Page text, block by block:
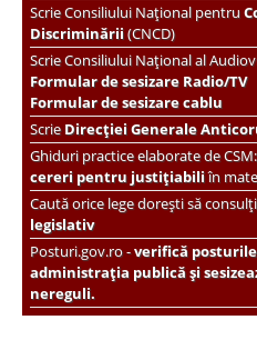
ScrieConsiliului Național pentru
Discriminării(CNCD)
Scrie Consiliului Național al
Formular de sesizare Radio/TV
Formular de sesizare cablu
ScrieDirecției Generale
Ghiduri practice elaborate de CSM:
cereri pentru justițiabiliîn
Caută orice lege dorești să
legislativ
Posturi.gov.ro -verifică
administrația publică și
nereguli.